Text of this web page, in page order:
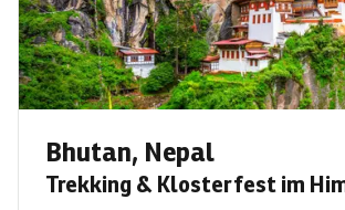
Bhutan, Nepal
Trekking & Klosterfest im